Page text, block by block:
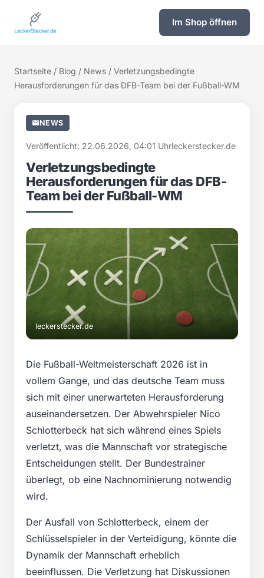
Im Shop öffnen
Startseite / Blog / News / Verletzungsbedingte
Herausforderungen für das DFB-Team bei der Fußball-WM
NEWS
Veröffentlicht: 22.06.2026, 04:01 Uhrleckerstecker.de
Verletzungsbedingte
Herausforderungen für das DFB-
Team bei der Fußball-WM
leckerstecker.de
Die Fußball-Weltmeisterschaft 2026 ist in
vollem Gange, und das deutsche Team muss
sich mit einer unerwarteten Herausforderung
auseinandersetzen. Der Abwehrspieler Nico
Schlotterbeck hat sich während eines Spiels
verletzt, was die Mannschaft vor strategische
Entscheidungen stellt. Der Bundestrainer
überlegt, ob eine Nachnominierung notwendig
wird.
Der Ausfall von Schlotterbeck, einem der
Schlüsselspieler in der Verteidigung, könnte die
Dynamik der Mannschaft erheblich
beeinflussen. Die Verletzung hat Diskussionen